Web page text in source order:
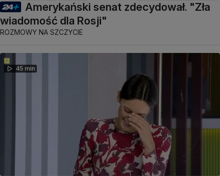
Amerykański senat zdecydował. "Zła
wiadomość dla Rosji"
ROZMOWY NA SZCZYCIE
45 min